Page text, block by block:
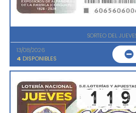
SORTEO DEL
13/08/2026
4 DISPONIBLES